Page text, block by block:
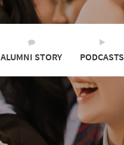
ALUMNI STORY PODCASTS